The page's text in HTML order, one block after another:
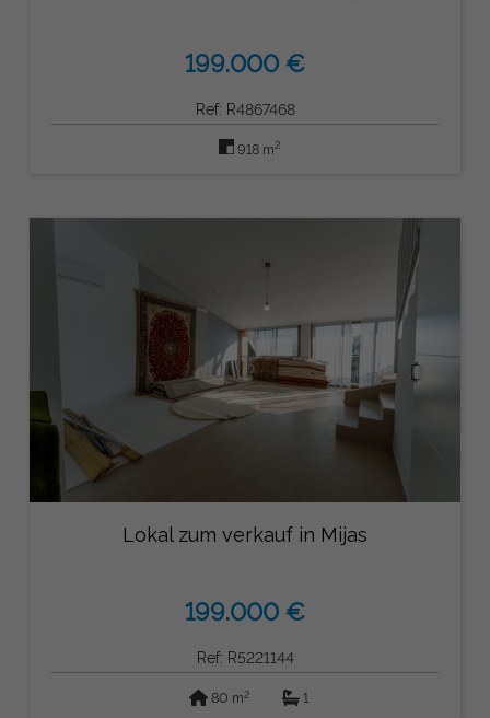
199.000 €
Ref: R4867468
918 m2
Lokal zum verkauf in Mijas
199.000 €
Ref: R5221144
80 m2 1